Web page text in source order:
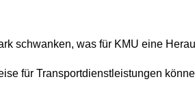
schwanken, was für KMU eine
für Transportdienstleistungen